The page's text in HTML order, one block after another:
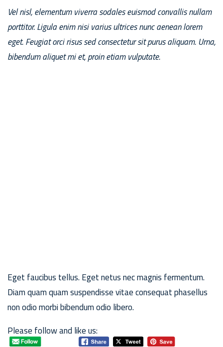
Vel nisl, elementum viverra sodales euismod convallis nullam
porttitor. Ligula enim nisi varius ultrices nunc aenean lorem
eget. Feugiat orci risus sed consectetur sit purus aliquam. Urna,
bibendum aliquet mi et, proin etiam vulputate.
Eget faucibus tellus. Eget netus nec magnis fermentum.
Diam quam quam suspendisse vitae consequat phasellus
non odio morbi bibendum odio libero.
Please follow and like us: